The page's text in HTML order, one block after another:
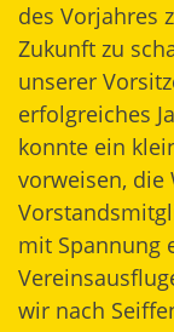
des Vorjahres
Zukunft zu
unserer
erfolgreiches
konnte ein
vorweisen, die
mit Spannung
wir nach